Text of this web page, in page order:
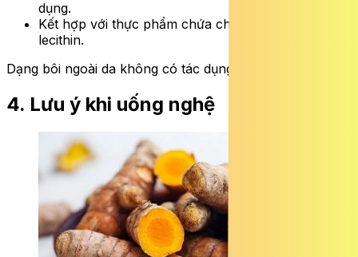
dụng.
Kết hợp với thực phẩm chứa chất béo hoặc
lecithin.
Dạng bôi ngoài da không có tác dụng đối với huyết áp.
4. Lưu ý khi uống nghệ